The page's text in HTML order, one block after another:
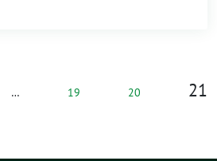
… 19 20 21